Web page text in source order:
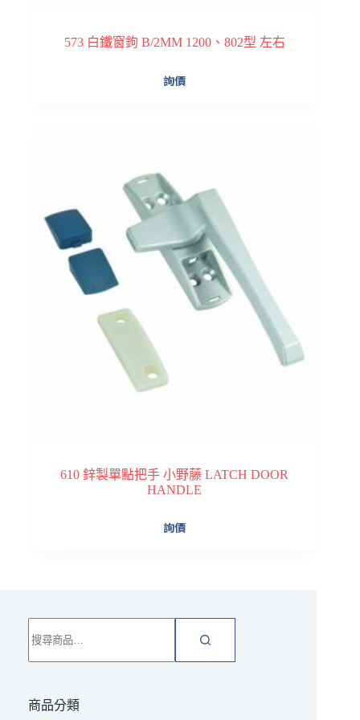
573 白鐵窗鉤 B/2MM 1200、802型 左右
詢價
610 鋅製單點把手 小野藤 LATCH DOOR
HANDLE
詢價
尋
關
商品分類